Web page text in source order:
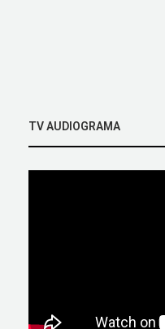
TV AUDIOGRAMA